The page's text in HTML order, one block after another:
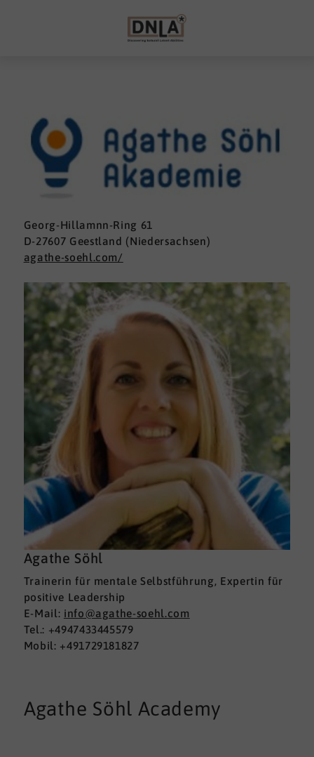
Georg-Hillamnn-Ring 61
D-27607 Geestland (Niedersachsen)
agathe-soehl.com/
Agathe Söhl
Trainerin für mentale Selbstführung, Expertin für
positive Leadership
E-Mail: info@agathe-soehl.com
Tel.: +4947433445579
Mobil: +491729181827
Agathe Söhl Academy